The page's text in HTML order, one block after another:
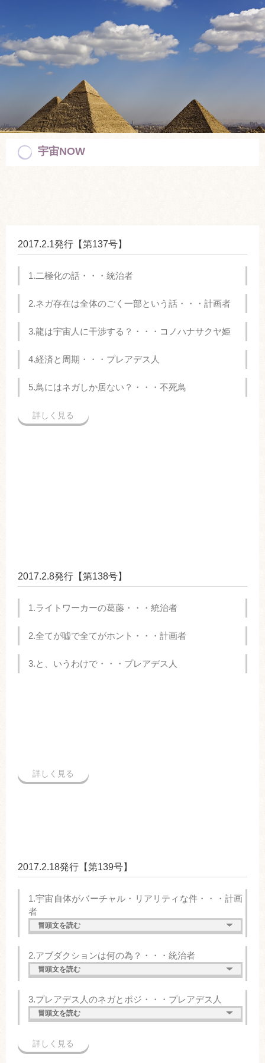
宇宙NOW
2017.2.1発行【第137号】
1.二極化の話・・・統治者
2.ネガ存在は全体のごく一部という話・・・計画者
3.龍は宇宙人に干渉する？・・・コノハナサクヤ姫
4.経済と周期・・・プレアデス人
5.鳥にはネガしか居ない？・・・不死鳥
詳しく見る
2017.2.8発行【第138号】
1.ライトワーカーの葛藤・・・統治者
2.全てが嘘で全てがホント・・・計画者
3.と、いうわけで・・・プレアデス人
詳しく見る
2017.2.18発行【第139号】
1.宇宙自体がバーチャル・リアリティな件・・・計画
者
冒頭文を読む
2.アブダクションは何の為？・・・統治者
冒頭文を読む
3.プレアデス人のネガとポジ・・・プレアデス人
冒頭文を読む
詳しく見る